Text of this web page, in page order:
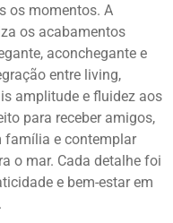
os momentos. A
os acabamentos
aconchegante e
entre living,
amplitude e fluidez aos
para receber amigos,
família e contemplar
o mar. Cada detalhe foi
e bem-estar em